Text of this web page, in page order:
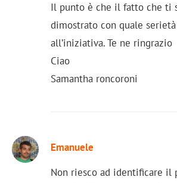
Il punto è che il fatto che ti
dimostrato con quale
all’iniziativa. Te ne ringrazio
Ciao
Samantha roncoroni
Emanuele
Non riesco ad identificare il